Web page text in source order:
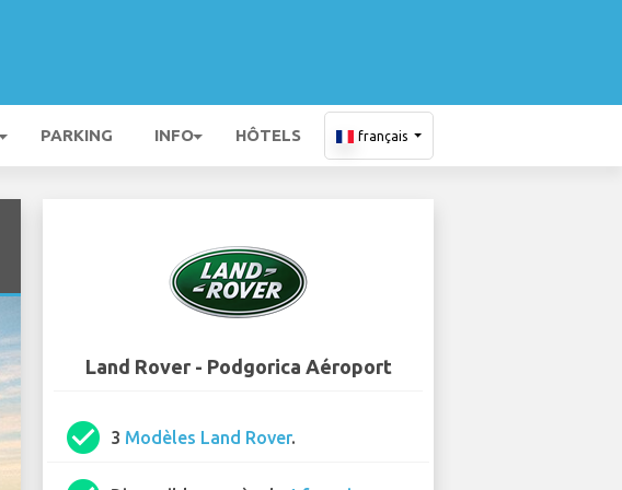
PARKING INFO HÔTELS français
Land Rover - Podgorica Aéroport
check_circle 3 Modèles Land Rover.